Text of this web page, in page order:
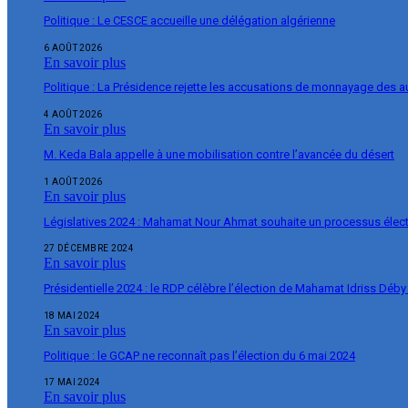
Politique : Le CESCE accueille une délégation algérienne
6 AOÛT 2026
En savoir plus
Politique : La Présidence rejette les accusations de monnayage des
4 AOÛT 2026
En savoir plus
M. Keda Bala appelle à une mobilisation contre l’avancée du désert
1 AOÛT 2026
En savoir plus
Législatives 2024 : Mahamat Nour Ahmat souhaite un processus
27 DÉCEMBRE 2024
En savoir plus
Présidentielle 2024 : le RDP célèbre l’élection de Mahamat Idriss
18 MAI 2024
En savoir plus
Politique : le GCAP ne reconnaît pas l’élection du 6 mai 2024
17 MAI 2024
En savoir plus